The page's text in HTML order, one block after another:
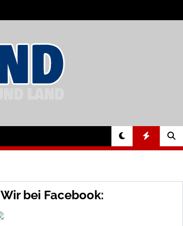
Wir bei Facebook: